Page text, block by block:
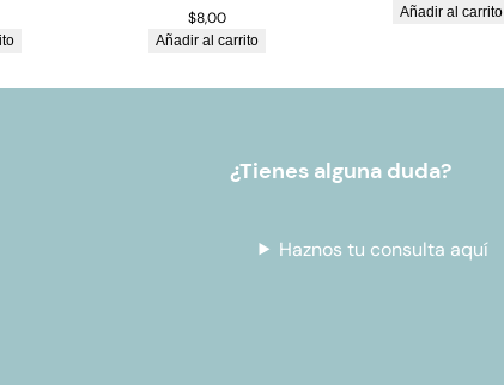
$8,00
Añadir al carrito
Añadir al carrito
¿Tienes alguna duda?
Haznos tu consulta aquí